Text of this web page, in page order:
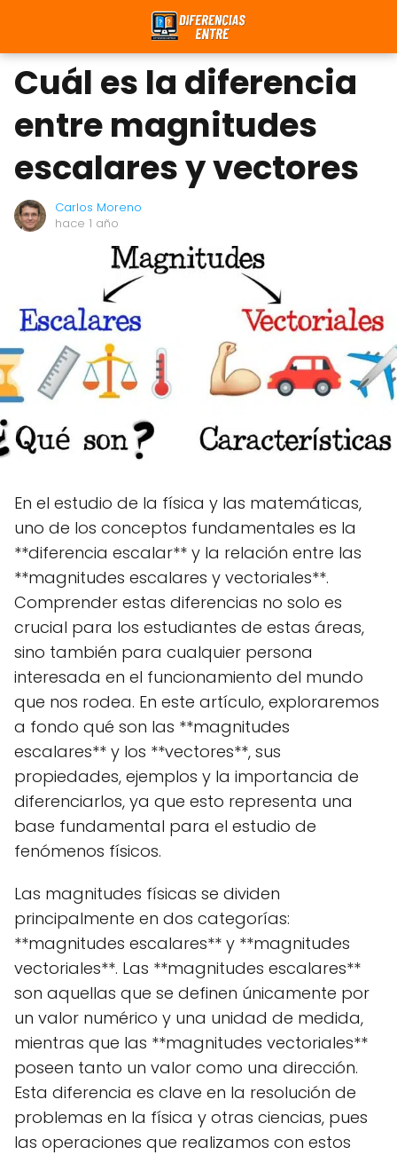
Cuál es la diferencia
entre magnitudes
escalares y vectores
Carlos Moreno
hace 1 año
En el estudio de la física y las matemáticas,
uno de los conceptos fundamentales es la
**diferencia escalar** y la relación entre las
**magnitudes escalares y vectoriales**.
Comprender estas diferencias no solo es
crucial para los estudiantes de estas áreas,
sino también para cualquier persona
interesada en el funcionamiento del mundo
que nos rodea. En este artículo, exploraremos
a fondo qué son las **magnitudes
escalares** y los **vectores**, sus
propiedades, ejemplos y la importancia de
diferenciarlos, ya que esto representa una
base fundamental para el estudio de
fenómenos físicos.
Las magnitudes físicas se dividen
principalmente en dos categorías:
**magnitudes escalares** y **magnitudes
vectoriales**. Las **magnitudes escalares**
son aquellas que se definen únicamente por
un valor numérico y una unidad de medida,
mientras que las **magnitudes vectoriales**
poseen tanto un valor como una dirección.
Esta diferencia es clave en la resolución de
problemas en la física y otras ciencias, pues
las operaciones que realizamos con estos